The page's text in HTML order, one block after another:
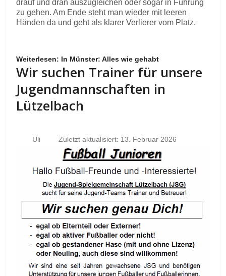
drauf und dran auszugleichen oder sogar in Führung
zu gehen. Am Ende steht man wieder mit leeren
Händen da und geht als klarer Verlierer vom Platz.
Weiterlesen: In Münster: Alles wie gehabt
Wir suchen Trainer für unsere
Jugendmannschaften in
Lützelbach
Uli Zuletzt aktualisiert: 13. Februar 2026